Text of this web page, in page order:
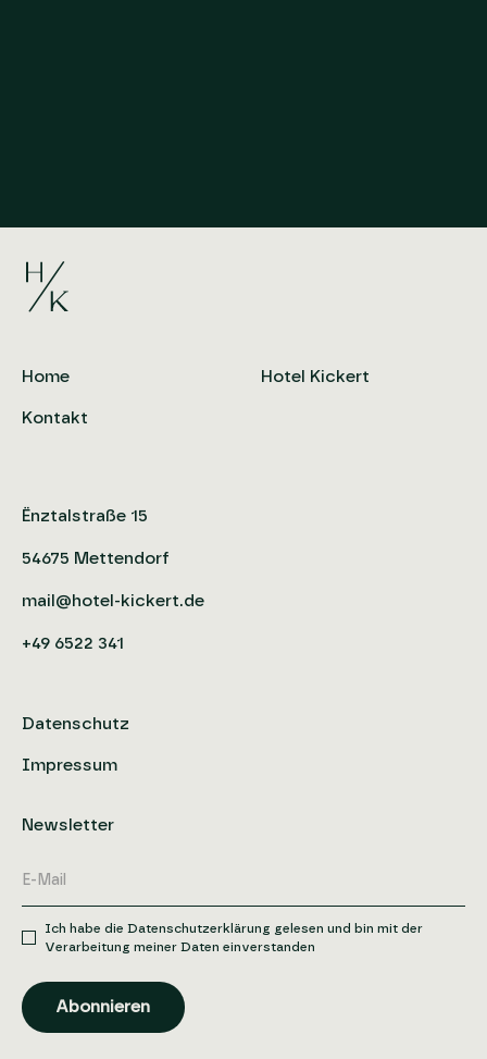
Hotel Kickert
Ënztalstraße 15
54675 Mettendorf
Home
mail@hotel-kickert.de
Datenschutz
Kontakt
+49 6522 341
Impressum
Newsletter
Ich habe die Datenschutzerklärung gelesen und bin mit der
Verarbeitung meiner Daten einverstanden